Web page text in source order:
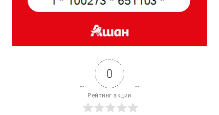
0
Рейтинг акции